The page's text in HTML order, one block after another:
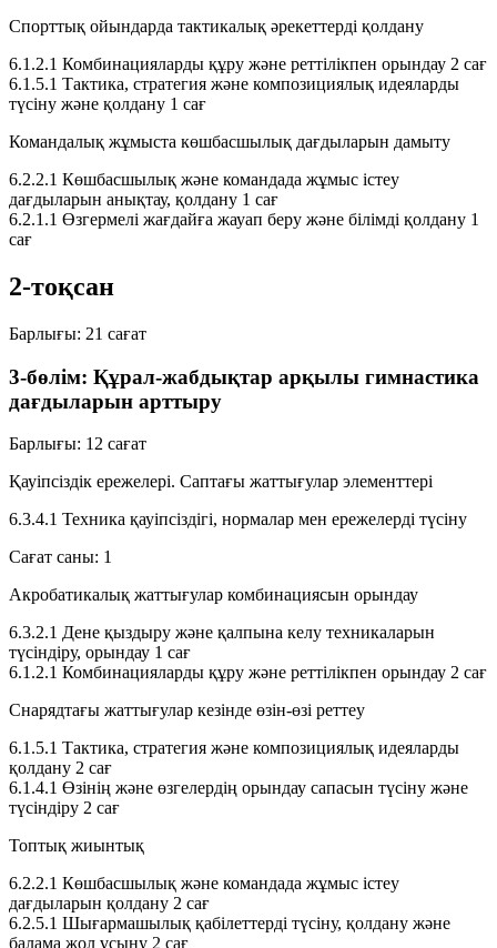
Спорттық ойындарда тактикалық әрекеттерді қолдану
6.1.2.1 Комбинацияларды құру және реттілікпен орындау 2 сағ
6.1.5.1 Тактика, стратегия және композициялық идеяларды
түсіну және қолдану 1 сағ
Командалық жұмыста көшбасшылық дағдыларын дамыту
6.2.2.1 Көшбасшылық және командада жұмыс істеу
дағдыларын анықтау, қолдану 1 сағ
6.2.1.1 Өзгермелі жағдайға жауап беру және білімді қолдану 1
сағ
2-тоқсан
Барлығы: 21 сағат
3-бөлім: Құрал-жабдықтар арқылы гимнастика
дағдыларын арттыру
Барлығы: 12 сағат
Қауіпсіздік ережелері. Саптағы жаттығулар элементтері
6.3.4.1 Техника қауіпсіздігі, нормалар мен ережелерді түсіну
Сағат саны: 1
Акробатикалық жаттығулар комбинациясын орындау
6.3.2.1 Дене қыздыру және қалпына келу техникаларын
түсіндіру, орындау 1 сағ
6.1.2.1 Комбинацияларды құру және реттілікпен орындау 2 сағ
Снарядтағы жаттығулар кезінде өзін-өзі реттеу
6.1.5.1 Тактика, стратегия және композициялық идеяларды
қолдану 2 сағ
6.1.4.1 Өзінің және өзгелердің орындау сапасын түсіну және
түсіндіру 2 сағ
Топтық жиынтық
6.2.2.1 Көшбасшылық және командада жұмыс істеу
дағдыларын қолдану 2 сағ
6.2.5.1 Шығармашылық қабілеттерді түсіну, қолдану және
балама жол ұсыну 2 сағ